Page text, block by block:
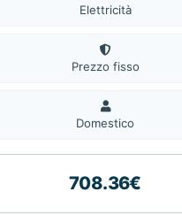
Elettricità
Prezzo fisso
Domestico
Domestico
708.36€